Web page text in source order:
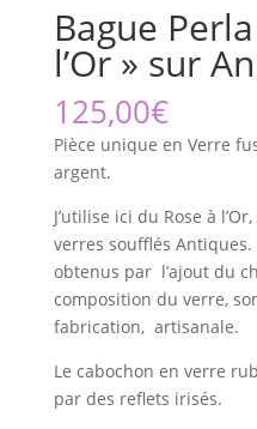
Bague
l’Or » sur
125,00€
Pièce unique en Verre
argent.
J’utilise ici du Rose à
verres soufflés Antiques.
obtenus par l’ajout du
composition du verre,
fabrication, artisanale.
Le cabochon en verre
par des reflets irisés.